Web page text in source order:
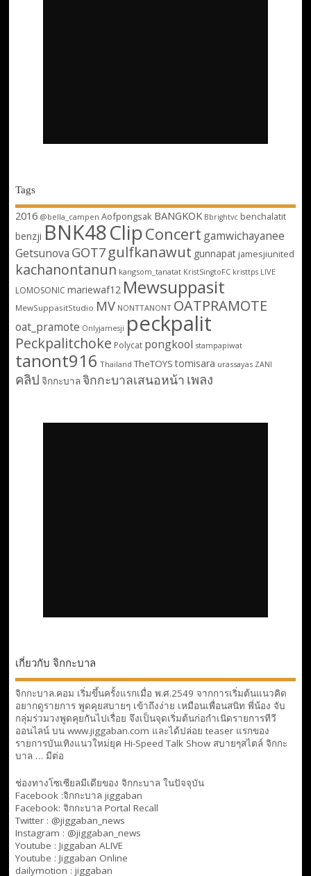
Tags
2016 @bella_campen Aofpongsak BANGKOK Bbrightvc benchalatit
benzji BNK48ClipConcert gamwichayanee
Getsunova GOT7 gulfkanawut gunnapat jamesjiunited
kachanontanun kangsom_tanatat KristSingtoFC kristtps LIVE
LOMOSONIC mariewaf12 Mewsuppasit
MewSuppasitStudio MV NONTTANONT OATPRAMOTE
oat_pramote Onlyjamesji peckpalit
Peckpalitchoke Polycat pongkool stampapiwat
tanont916 Thailand TheTOYS tomisara urassayas ZANI
คลิป จิกกะบาลจิกกะบาลเสนอหน้า เพลง
เกี่ยวกับ จิกกะบาล
จิกกะบาล.คอม เริ่มขึ้นครั้งแรกเมื่อ พ.ศ.2549 จากการเริ่มต้นแนวคิด
อยากดูรายการ พูดคุยสบายๆ เข้าถึงง่าย เหมือนเพื่อนสนิท พี่น้อง จับ
กลุ่มร่วมวงพูดคุยกันไปเรื่อย จึงเป็นจุดเริ่มต้นก่อกำเนิดรายการทีวี
ออนไลน์ บน www.jiggaban.com และได้ปล่อย teaser แรกของ
รายการบันเทิงแนวใหม่ยุค Hi-Speed Talk Show สบายๆสไตล์ จิกกะ
บาล … มีต่อ
ช่องทางโซเซียลมีเดียของ จิกกะบาล ในปัจจุบัน
Facebook :จิกกะบาล jiggaban
Facebook: จิกกะบาล Portal Recall
Twitter : @jiggaban_news
Instagram : @jiggaban_news
Youtube : Jiggaban ALIVE
Youtube : Jiggaban Online
dailymotion : jiggaban